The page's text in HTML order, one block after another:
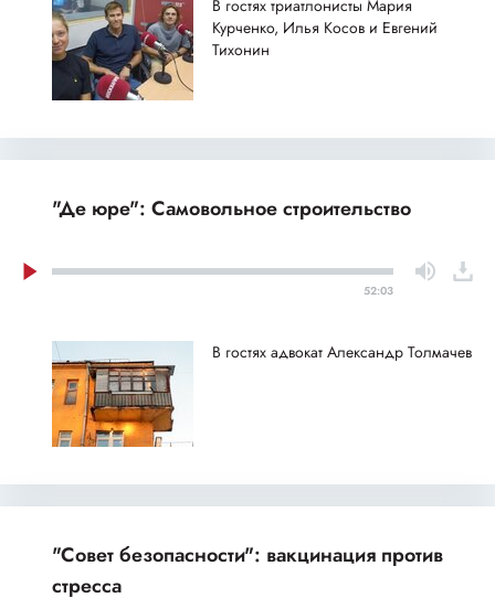
В гостях триатлонисты Мария
Курченко, Илья Косов и Евгений
Тихонин
"Де юре": Самовольное строительство
52:03
В гостях адвокат Александр Толмачев
"Совет безопасности": вакцинация против
стресса